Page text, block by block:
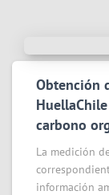
Obtención
carbono
La medición
información